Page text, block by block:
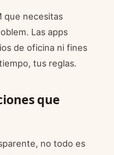
que necesitas
Las apps
de oficina ni fines
tus reglas.
que
no todo es